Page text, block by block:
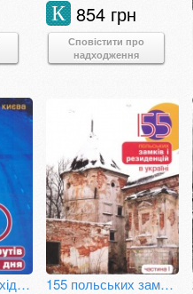
854 грн
К
Сповістити про
надходження
10 маршрутів вихідного дня навколо Києва 155 польських замків і резиденцій в Україні. Частина 1